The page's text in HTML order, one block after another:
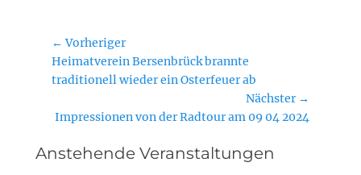
Beitragsnavigation
← Vorheriger
Vorheriger
Beitrag:
Heimatverein Bersenbrück brannte
traditionell wieder ein Osterfeuer ab
Nächster →
Nächster
Impressionen von der Radtour am 09 04 2024
Anstehende Veranstaltungen